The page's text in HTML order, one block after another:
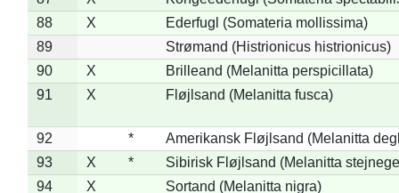
88
X
Ederfugl (Somateria mollissima)
89
Strømand (Histrionicus histrionicus)
90
X
Brilleand (Melanitta perspicillata)
91
X Fløjlsand (Melanitta fusca)
92 *
Amerikansk Fløjlsand (Melanitta
93
X *
Sibirisk Fløjlsand (Melanitta
94
X Sortand (Melanitta nigra)